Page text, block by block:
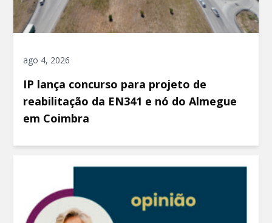
ago 4, 2026
IP lança concurso para projeto de
reabilitação da EN341 e nó do Almegue
em Coimbra